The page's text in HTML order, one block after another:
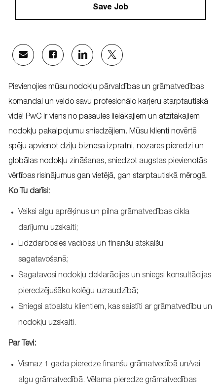
Save Job
Share
via
email
Share
via
Facebook
Share
via
LinkedIn
Share
via
twitter
Pievienojies mūsu nodokļu pārvaldības un grāmatvedības
komandai un veido savu profesionālo karjeru starptautiskā
vidē! PwC ir viens no pasaules lielākajiem un atzītākajiem
nodokļu pakalpojumu sniedzējiem. Mūsu klienti novērtē
spēju apvienot dziļu biznesa izpratni, nozares pieredzi un
globālas nodokļu zināšanas, sniedzot augstas pievienotās
vērtības risinājumus gan vietējā, gan starptautiskā mērogā.
Ko Tu darīsi:
Veiksi algu aprēķinus un pilna grāmatvedības cikla
darījumu uzskaiti;
Līdzdarbosies vadības un finanšu atskaišu
sagatavošanā;
Sagatavosi nodokļu deklarācijas un sniegsi konsultācijas
pieredzējušākokolēģu uzraudzībā;
Sniegsi atbalstu klientiem, kas saistīti ar grāmatvedību un
nodokļu uzskaiti.
Par Tevi:
Vismaz 1 gada pieredze finanšu grāmatvedībā un/vai
algu grāmatvedībā. Vēlama pieredze grāmatvedības